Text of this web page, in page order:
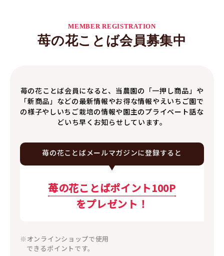
MEMBER REGISTRATION
苺の花ことば会員募集中
苺の花ことば会員になると、当農園の「一押し商品」や
「新商品」などの最新情報やお得な情報やえいちご園で
の様子やしいちご栽培の情報や園主のプライベート話な
どいち早くお知らせしています。
苺の花ことばメールマガジンに登録すると
苺の花ことばポイント100P
をプレゼント！
※オンラインショップで使用
できるポイントです。